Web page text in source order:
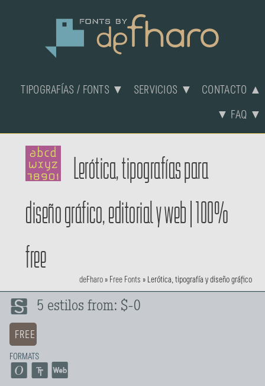
TIPOGRAFÍAS / FONTS ▼ SERVICIOS ▼ CONTACTO ▲
▼ FAQ ▼
Lerótica, tipografías para
diseño gráfico, editorial y web | 100%
free
deFharo» Free Fonts » Lerótica, tipografía y diseño gráfico
5 estilos from: $-0
FREE
FORMATS